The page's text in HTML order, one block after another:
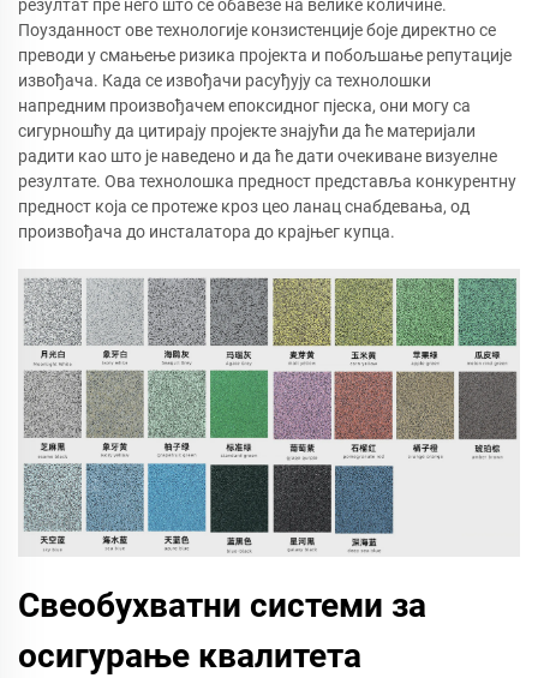
резултат пре него што се обавезе на велике количине.
Поузданност ове технологије конзистенције боје директно се
преводи у смањење ризика пројекта и побољшање репутације
извођача. Када се извођачи расуђују са технолошки
напредним произвођачем епоксидног пјеска, они могу са
сигурношћу да цитирају пројекте знајући да ће материјали
радити као што је наведено и да ће дати очекиване визуелне
резултате. Ова технолошка предност представља конкурентну
предност која се протеже кроз цео ланац снабдевања, од
произвођача до инсталатора до крајњег купца.
Свеобухватни системи за
осигурање квалитета